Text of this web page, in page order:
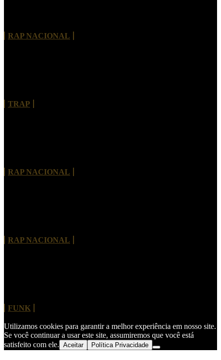
RAP NACIONAL
TRAP
RAP NACIONAL
RAP NACIONAL
FUNK
Utilizamos cookies para garantir a melhor experiência em nosso site.
Se você continuar a usar este site, assumiremos que você está
satisfeito com ele. Aceitar Política Privacidade